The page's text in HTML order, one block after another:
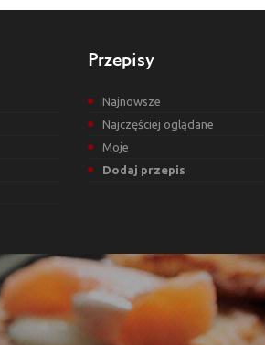
Przepisy
Najnowsze
Najczęściej oglądane
Moje
Dodaj przepis